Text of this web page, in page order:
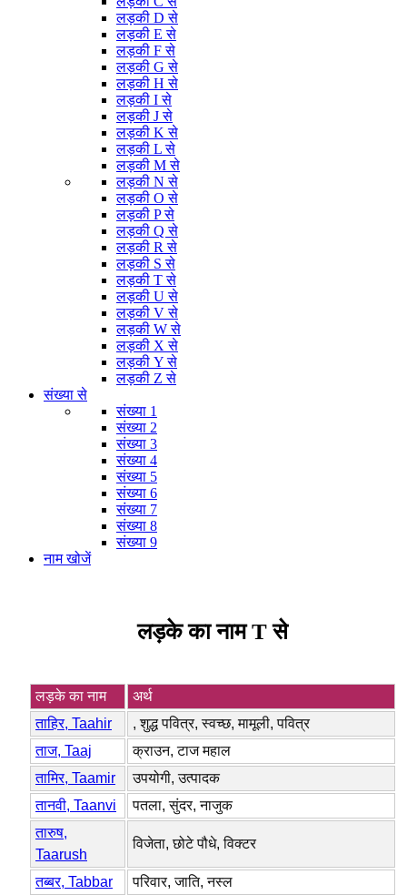
लड़की D से
लड़की E से
लड़की F से
लड़की G से
लड़की H से
लड़की I से
लड़की J से
लड़की K से
लड़की L से
लड़की M से
लड़की N से
लड़की O से
लड़की P से
लड़की Q से
लड़की R से
लड़की S से
लड़की T से
लड़की U से
लड़की V से
लड़की W से
लड़की X से
लड़की Y से
लड़की Z से
संख्या से
संख्या 1
संख्या 2
संख्या 3
संख्या 4
संख्या 5
संख्या 6
संख्या 7
संख्या 8
संख्या 9
नाम खोजें
लड़के का नाम T से
लड़के का नाम
अर्थ
ताहिर, Taahir
, शुद्ध पवित्र, स्वच्छ, मामूली, पवित्र
ताज, Taaj
क्राउन, टाज महाल
तामिर, Taamir
उपयोगी, उत्पादक
तानवी, Taanvi
पतला, सुंदर, नाजुक
तारुष,
Taarush
विजेता, छोटे पौधे, विक्टर
तब्बर, Tabbar परिवार, जाति, नस्ल